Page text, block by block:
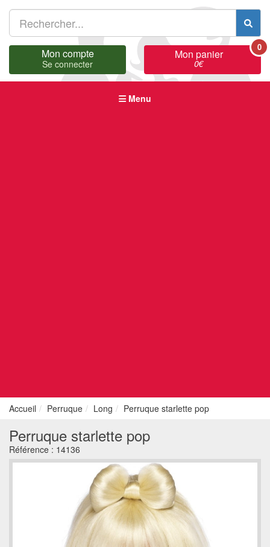
Mon compte
Se connecter
Mon panier
0€
0
Menu
Accueil Perruque Long Perruque starlette pop
Perruque starlette pop
Référence : 14136